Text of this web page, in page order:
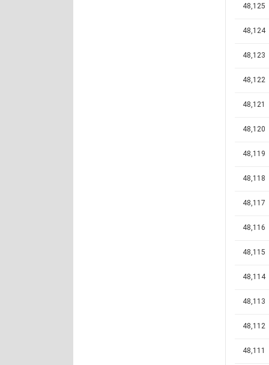
48,125
48,124
48,123
48,122
48,121
48,120
48,119
48,118
48,117
48,116
48,115
48,114
48,113
48,112
48,111